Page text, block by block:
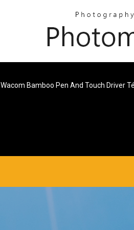
Wacom Bamboo Pen And Touch Driver